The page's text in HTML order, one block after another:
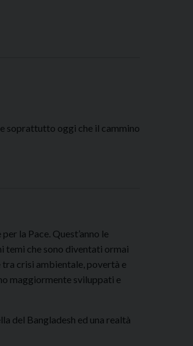
soprattutto oggi che il cammino
la Pace. Quest’anno le
temi che sono diventati ormai
crisi ambientale, povertà e
maggiormente sviluppati e
del Bangladesh ed una realtà